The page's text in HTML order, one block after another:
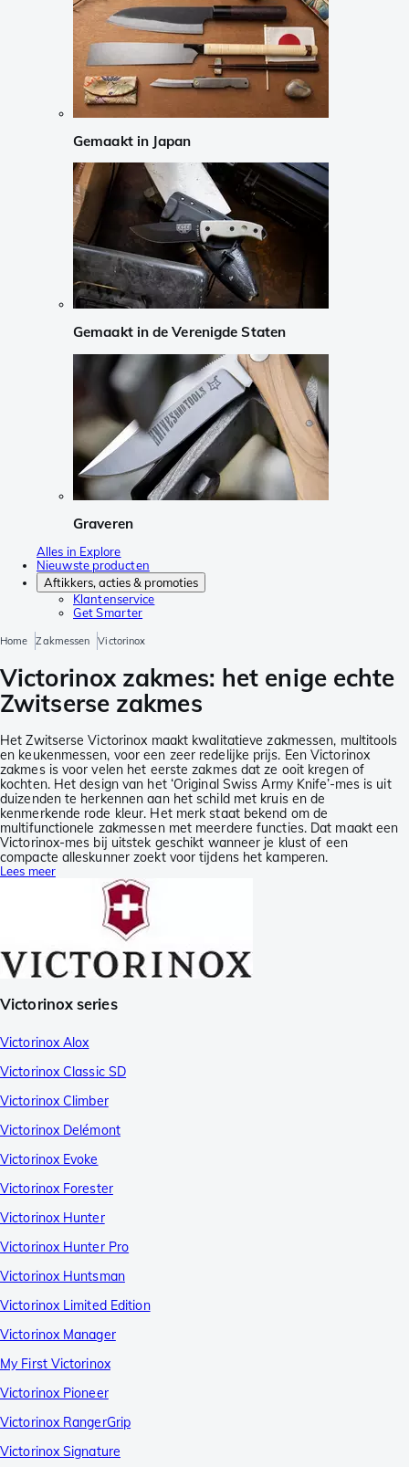
Gemaakt in Japan
Gemaakt in de Verenigde Staten
Graveren
Alles in Explore
Nieuwste producten
Aftikkers, acties & promoties
Klantenservice
Get Smarter
Home Zakmessen Victorinox
Victorinox zakmes: het enige echte
Zwitserse zakmes
Het Zwitserse Victorinox maakt kwalitatieve zakmessen, multitools
en keukenmessen, voor een zeer redelijke prijs. Een Victorinox
zakmes is voor velen het eerste zakmes dat ze ooit kregen of
kochten. Het design van het ‘Original Swiss Army Knife’-mes is uit
duizenden te herkennen aan het schild met kruis en de
kenmerkende rode kleur. Het merk staat bekend om de
multifunctionele zakmessen met meerdere functies. Dat maakt een
Victorinox-mes bij uitstek geschikt wanneer je klust of een
compacte alleskunner zoekt voor tijdens het kamperen.
Lees meer
Victorinox series
Victorinox Alox
Victorinox Classic SD
Victorinox Climber
Victorinox Delémont
Victorinox Evoke
Victorinox Forester
Victorinox Hunter
Victorinox Hunter Pro
Victorinox Huntsman
Victorinox Limited Edition
Victorinox Manager
My First Victorinox
Victorinox Pioneer
Victorinox RangerGrip
Victorinox Signature